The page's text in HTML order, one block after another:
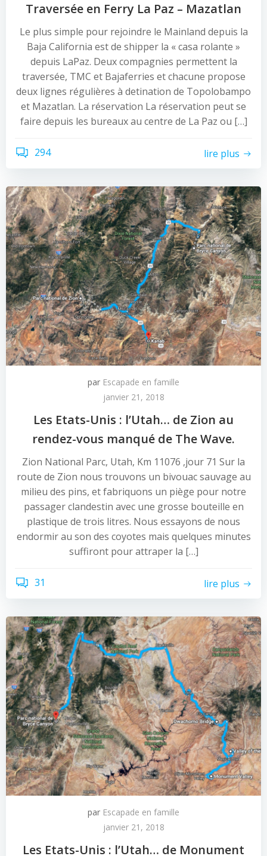
Traversée en Ferry La Paz – Mazatlan
Le plus simple pour rejoindre le Mainland depuis la
Baja California est de shipper la « casa rolante »
depuis LaPaz. Deux compagnies permettent la
traversée, TMC et Bajaferries et chacune propose
deux lignes régulières à detination de Topolobampo
et Mazatlan. La réservation La réservation peut se
faire depuis les bureaux au centre de La Paz ou […]
294 lire plus
par Escapade en famille
janvier 21, 2018
Les Etats-Unis : l’Utah… de Zion au
rendez-vous manqué de The Wave.
Zion National Parc, Utah, Km 11076 ,jour 71 Sur la
route de Zion nous trouvons un bivouac sauvage au
milieu des pins, et fabriquons un piège pour notre
passager clandestin avec une grosse bouteille en
plastique de trois litres. Nous essayons de nous
endormir au son des coyotes mais quelques minutes
suffiront pour attraper la […]
31 lire plus
par Escapade en famille
janvier 21, 2018
Les Etats-Unis : l’Utah… de Monument